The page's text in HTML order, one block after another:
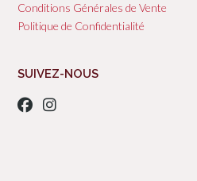
Conditions Générales de Vente
Politique de Confidentialité
SUIVEZ-NOUS